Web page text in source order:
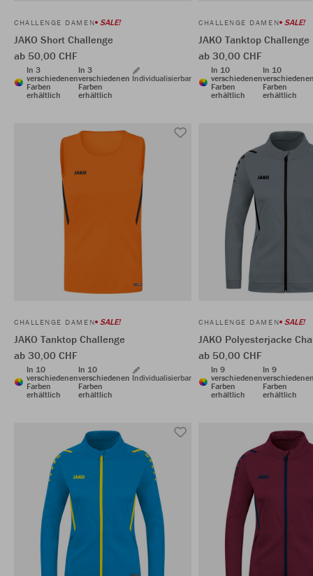
CHALLENGE DAMEN SALE!
JAKO Short Challenge
ab 50,00 CHF
In 3
verschiedenen
Farben
erhältlich
In 3
verschiedenen
Farben
erhältlich
Individualisierbar
CHALLENGE DAMEN SALE!
JAKO Tanktop Challenge
ab 30,00 CHF
In 10
verschiedenen
Farben
erhältlich
In 10
Farben
erhältlich
CHALLENGE DAMEN SALE!
JAKO Tanktop Challenge
ab 30,00 CHF
In 10
verschiedenen
Farben
erhältlich
In 10
verschiedenen
Farben
erhältlich
Individualisierbar
CHALLENGE DAMEN SALE!
JAKO Polyesterjacke
ab 50,00 CHF
In 9
verschiedenen
Farben
erhältlich
In 9
Farben
erhältlich